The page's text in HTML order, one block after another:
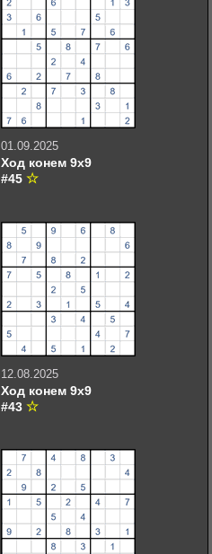
01.09.2025
Ход конем 9х9
#45
12.08.2025
Ход конем 9х9
#43